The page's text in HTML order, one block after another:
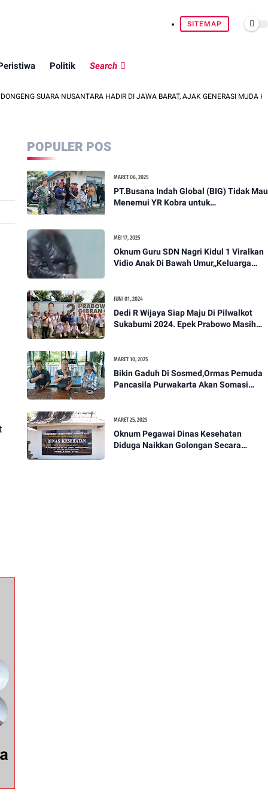
SITEMAP
Politik Search
NUSANTARA HADIR DI JAWA BARAT, AJAK GENERASI MUDA HIDUPKAN
POPULER POS
MARET 06, 2025
PT.Busana Indah Global (BIG) Tidak Mau
Menemui YR Kobra untuk
MEI 17, 2025
Oknum Guru SDN Nagri Kidul 1 Viralkan
Vidio Anak Di Bawah Umur,,Keluarga
JUNI 01, 2024
Dedi R Wijaya Siap Maju Di Pilwalkot
Sukabumi 2024. Epek Prabowo Masih
MARET 10, 2025
Bikin Gaduh Di Sosmed,Ormas Pemuda
Pancasila Purwakarta Akan Somasi
MARET 25, 2025
Oknum Pegawai Dinas Kesehatan
Diduga Naikkan Golongan Secara